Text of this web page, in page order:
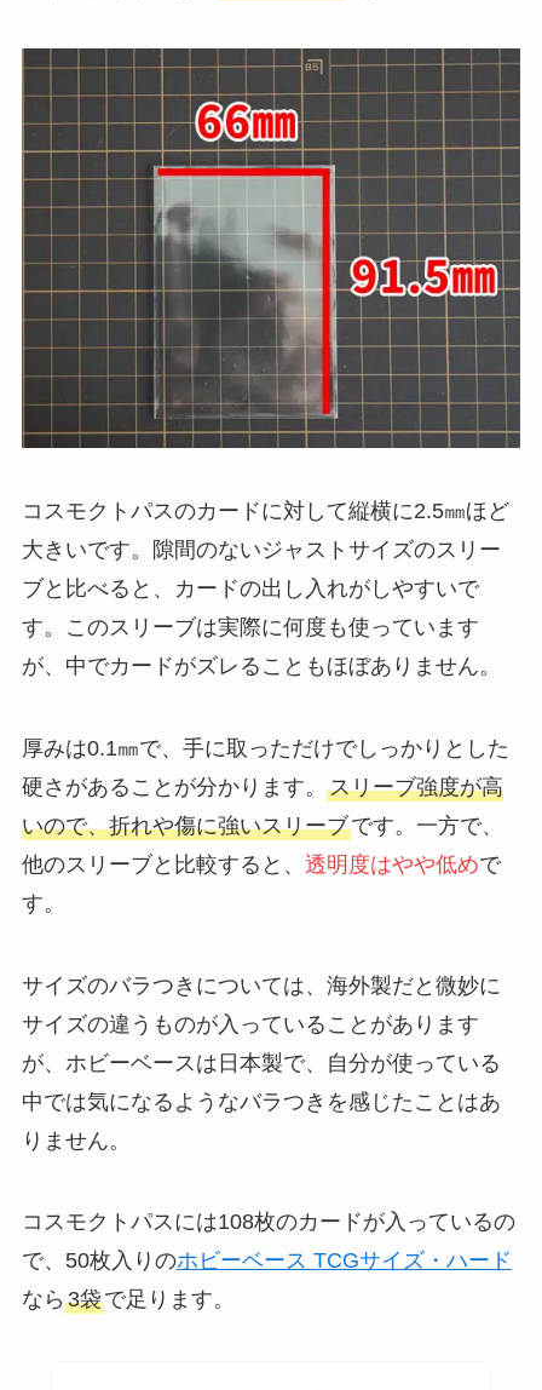
コスモクトパスのカードに対して縦横に2.5㎜ほど
大きいです。隙間のないジャストサイズのスリー
ブと比べると、カードの出し入れがしやすいで
す。このスリーブは実際に何度も使っています
が、中でカードがズレることもほぼありません。
厚みは0.1㎜で、手に取っただけでしっかりとした
硬さがあることが分かります。 スリーブ強度が高
いので、折れや傷に強いスリーブです。一方で、
他のスリーブと比較すると、 透明度はやや低めで
す。
サイズのバラつきについては、海外製だと微妙に
サイズの違うものが入っていることがあります
が、ホビーベースは日本製で、自分が使っている
中では気になるようなバラつきを感じたことはあ
りません。
コスモクトパスには108枚のカードが入っているの
で、50枚入りのホビーベース TCGサイズ・ハード
なら 3袋で足ります。